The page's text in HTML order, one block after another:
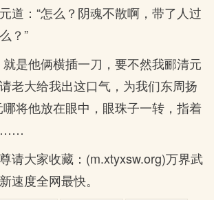
道：“怎么？阴魂不散啊，带了人过
？”
就是他俩横插一刀，要不然我郦清元
老大给我出这口气，为我们东周扬
哪将他放在眼中，眼珠子一转，指着
……
请大家收藏：(m.xtyxsw.org)万界武
速度全网最快。